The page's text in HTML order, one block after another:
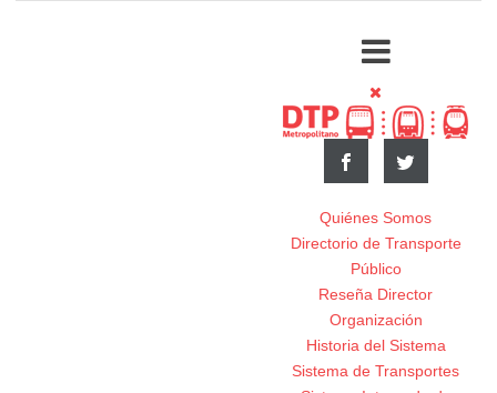
Quiénes Somos
Directorio de Transporte
Público
Reseña Director
Organización
Historia del Sistema
Sistema de Transportes